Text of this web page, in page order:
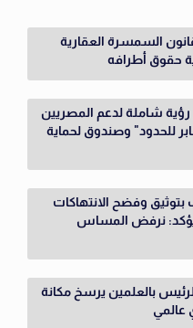
السمسرة العقارية
حقوق أطرافه
رؤية شاملة لدعم المصريين
للحدود" وصندوق لحماية
بتوثيق وفضح الانتهاكات
نرفض المساس
بالعلمين يرسخ مكانة
عالمي